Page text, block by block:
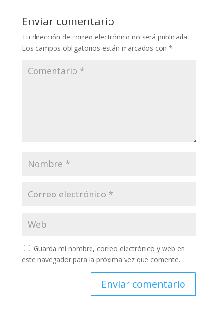
Enviar comentario
Tu dirección de correo electrónico no será publicada.
Los campos obligatorios están marcados con *
Guarda mi nombre, correo electrónico y web en
este navegador para la próxima vez que comente.